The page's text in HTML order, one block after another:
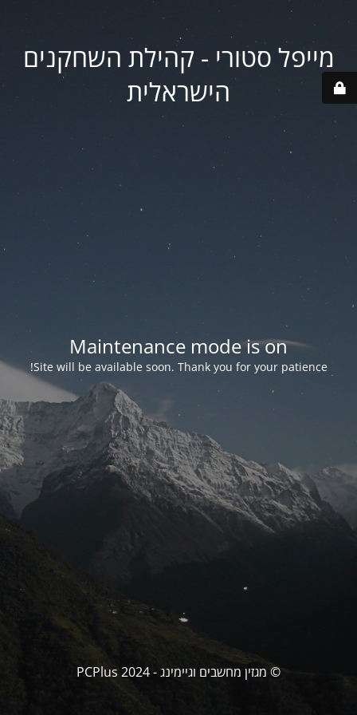
מייפל סטורי - קהילת השחקנים
הישראלית
Maintenance mode is on
Site will be available soon. Thank you for your patience!
© מגזין מחשבים וגיימינג - PCPlus 2024